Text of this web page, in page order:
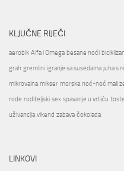
KLJUČNE RIJEČI
aerobik Alfa i Omega besane noći
grah gremlini igranje sa susedama juha s
mikrovalna mikser morska noć-noć mali
rode roditeljski sex spavanje u vrtiću
uživancija vikend zabava čokolada
LINKOVI